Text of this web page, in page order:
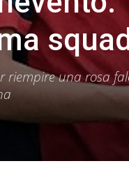
riempire una rosa